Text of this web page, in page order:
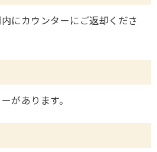
にカウンターにご返却くださ
があります。